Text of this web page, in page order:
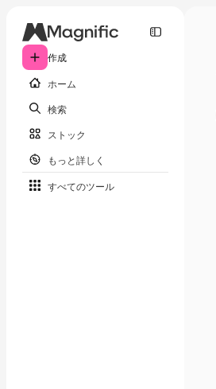
作成
ホーム
検索
ストック
もっと詳しく
すべてのツール